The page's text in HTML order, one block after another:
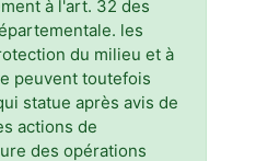
à l'art. 32 des
les
du milieu et à
peuvent toutefois
statue après avis de
actions de
des opérations